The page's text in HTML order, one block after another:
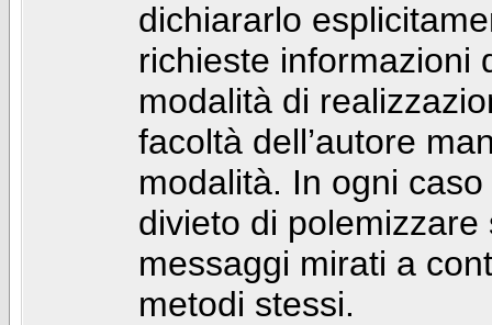
dichiararlo
richieste informazioni
modalità di
facoltà dell’autore
modalità. In ogni
divieto di
messaggi mirati a
metodi stessi.